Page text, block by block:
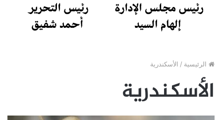
الرئيسية / الأسكندرية
الأسكندرية